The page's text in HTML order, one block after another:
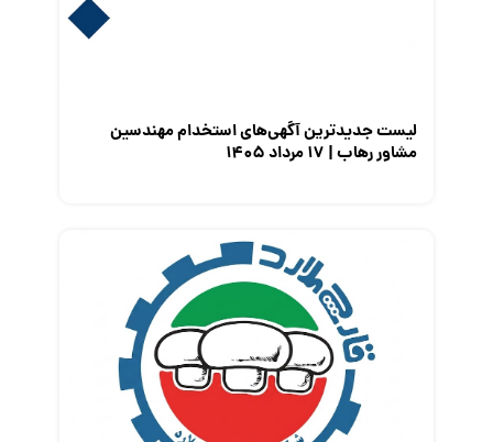
لیست جدیدترین آگهی‌های استخدام مهندسین
مشاور رهاب | ۱۷ مرداد ۱۴۰۵